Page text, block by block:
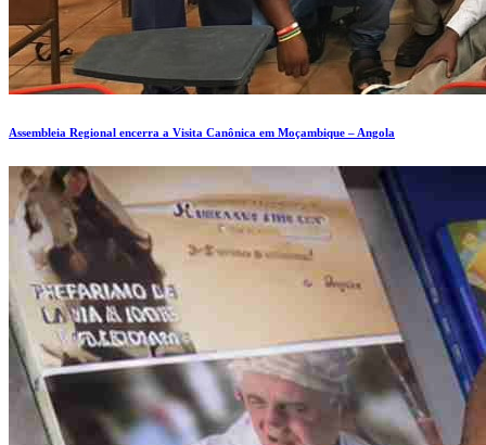
Assembleia Regional encerra a Visita Canônica em Moçambique – Angola